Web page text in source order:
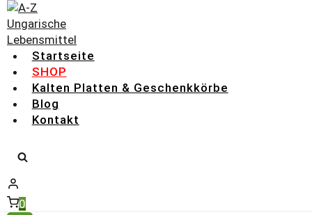
Zum
Inhalt
springen
Startseite
SHOP
Kalten Platten & Geschenkkörbe
Blog
Kontakt
0